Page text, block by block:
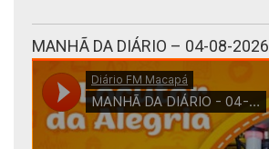
MANHÃ DA DIÁRIO – 04-08-2026